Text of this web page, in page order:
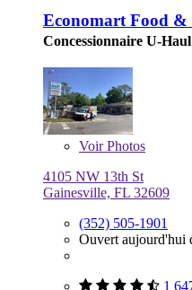
Economart Food &
Concessionnaire U-
VoirPhotos
4105 NW 13th St
Gainesville, FL 32609
(352) 505-1901
Ouvert aujourd'hui
1